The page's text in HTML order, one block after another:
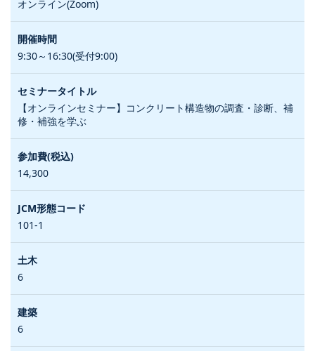
オンライン(Zoom)
9:30～16:30(受付9:00)
【オンラインセミナー】コンクリート構造物の調査・診断、補
修・補強を学ぶ
14,300
101-1
6
6